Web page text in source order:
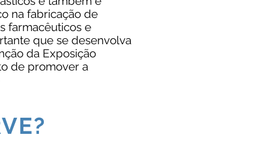
na fabricação de
farmacêuticos e
que se desenvolva
da Exposição
de promover a